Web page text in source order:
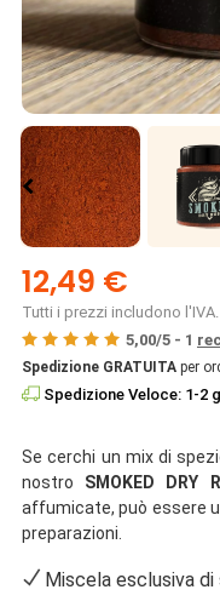
12,49 €
Tutti i prezzi includono l'IVA.
5,00/5 - 1
Spedizione GRATUITA per
Spedizione Veloce: 1-2
Se cerchi un mix di
nostro SMOKED DRY
affumicate, può essere
preparazioni.
Miscela esclusiva